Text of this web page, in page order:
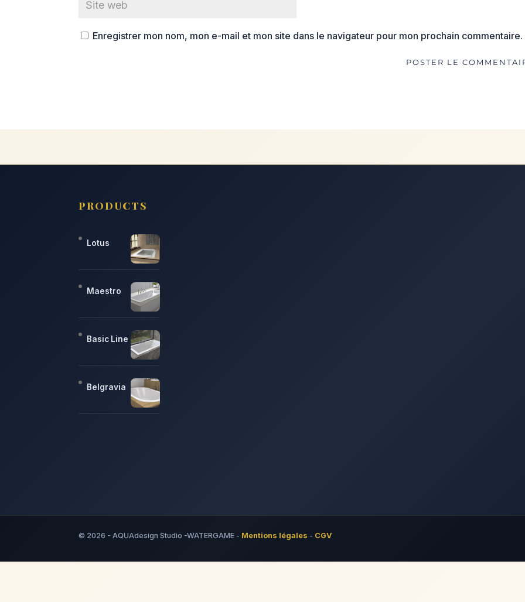
Enregistrer mon nom, mon e-mail et mon site dans le navigateur pour mon prochain commentaire.
PRODUCTS
Lotus
Maestro
Basic Line
Belgravia
© 2026 - AQUAdesign Studio -WATERGAME - Mentions légales - CGV